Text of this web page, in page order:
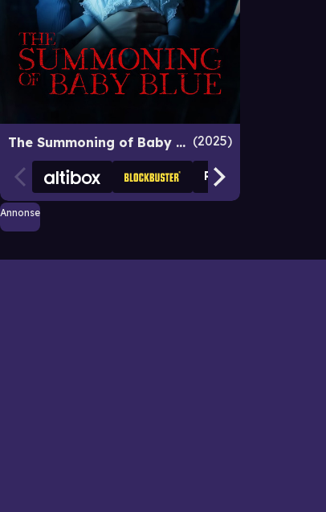
The Summoning of Baby Blue 2025
Annonse